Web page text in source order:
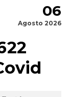
06
Agosto 2026